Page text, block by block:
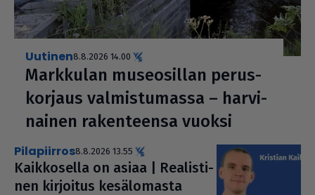
uutinen8.8.2026 14.00
Markkulan muse­o­sil­lan perus­
kor­jaus val­mis­tu­massa – har­vi­
nai­nen raken­teensa vuoksi
pilapiirros8.8.2026 13.55
Kaik­ko­sella on asiaa | Rea­lis­ti­
nen kirjoitus kesä­lo­masta